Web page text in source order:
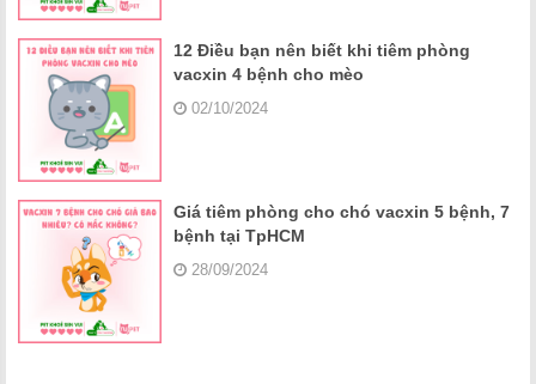
12 Điều bạn nên biết khi tiêm phòng
vacxin 4 bệnh cho mèo
02/10/2024
Giá tiêm phòng cho chó vacxin 5 bệnh, 7
bệnh tại TpHCM
28/09/2024